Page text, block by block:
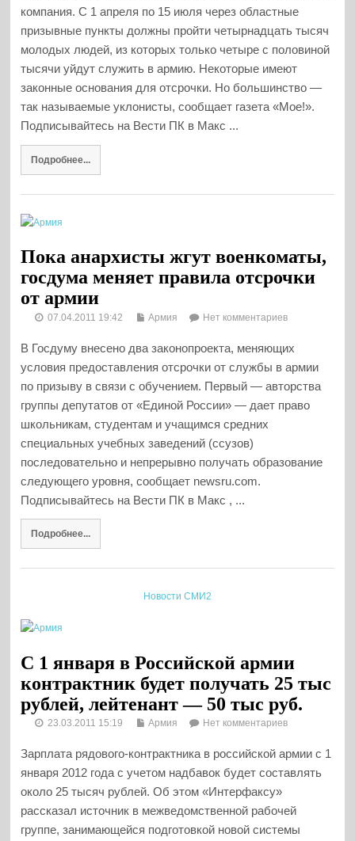
компания. С 1 апреля по 15 июля через областные
призывные пункты должны пройти четырнадцать тысяч
молодых людей, из которых только четыре с половиной
тысячи уйдут служить в армию. Некоторые имеют
законные основания для отсрочки. Но большинство —
так называемые уклонисты, сообщает газета «Мое!».
Подписывайтесь на Вести ПК в Макс ...
Подробнее...
Пока анархисты жгут военкоматы,
госдума меняет правила отсрочки
от армии
07.04.2011 19:42 Армия Нет комментариев
В Госдуму внесено два законопроекта, меняющих
условия предоставления отсрочки от службы в армии
по призыву в связи с обучением. Первый — авторства
группы депутатов от «Единой России» — дает право
школьникам, студентам и учащимся средних
специальных учебных заведений (ссузов)
последовательно и непрерывно получать образование
следующего уровня, сообщает newsru.com.
Подписывайтесь на Вести ПК в Макс , ...
Подробнее...
Новости СМИ2
С 1 января в Российской армии
контрактник будет получать 25 тыс
рублей, лейтенант — 50 тыс руб.
23.03.2011 15:19 Армия Нет комментариев
Зарплата рядового-контрактника в российской армии с 1
января 2012 года с учетом надбавок будет составлять
около 25 тысяч рублей. Об этом «Интерфаксу»
рассказал источник в межведомственной рабочей
группе, занимающейся подготовкой новой системы